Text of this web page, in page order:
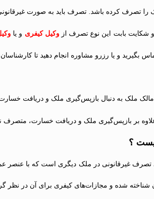
را تصرف کرده باشد. تصرف باید به صورت
شکایت بابت این نوع تصرف ازوکیل کیفری و یا
بگیرید و یا رزرو مشاوره انجام دهید تا
ملک به دنبال بازپس‌گیری ملک و دریافت
بر بازپس‌گیری ملک و دریافت خسارت، متصرف
؟
تصرف غیرقانونی در ملک دیگری است که با
شناخته شده و مجازات‌های کیفری برای آن در نظر